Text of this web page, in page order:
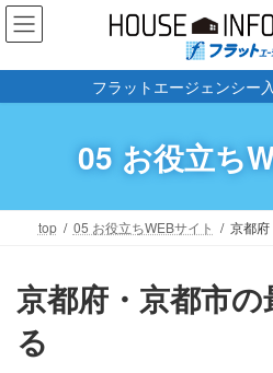
コ
ン
ツ
プ
ナ
ビ
シ
動
フラットエージェンシー
05 お役立ち
top 05 お役立ちWEBサイト 京都
京都府・京都市
る